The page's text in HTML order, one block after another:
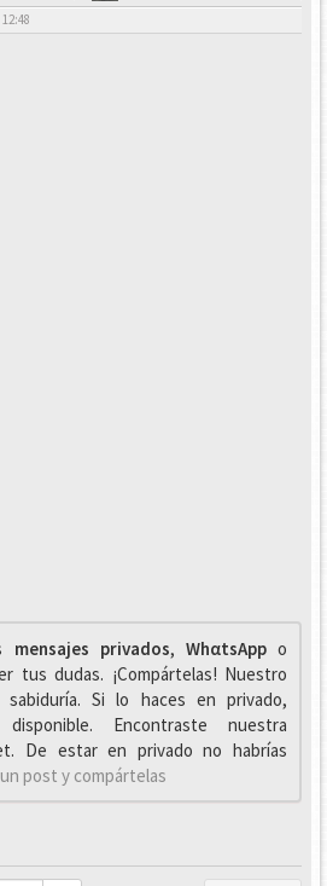
mensajes privados, WhαtsAppo
tus dudas. ¡Compártelas! Nuestro
Si lo haces en privado,
Encontraste nuestra
De estar en privado no habrías
post y compártelas